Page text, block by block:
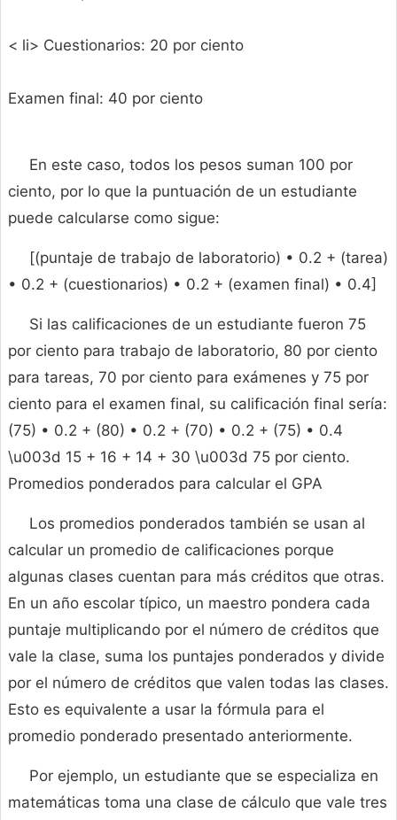
< li> Cuestionarios: 20 por ciento
Examen final: 40 por ciento
En este caso, todos los pesos suman 100 por
ciento, por lo que la puntuación de un estudiante
puede calcularse como sigue:
[(puntaje de trabajo de laboratorio) • 0.2 + (tarea)
• 0.2 + (cuestionarios) • 0.2 + (examen final) • 0.4]
Si las calificaciones de un estudiante fueron 75
por ciento para trabajo de laboratorio, 80 por ciento
para tareas, 70 por ciento para exámenes y 75 por
ciento para el examen final, su calificación final sería:
(75) • 0.2 + (80) • 0.2 + (70) • 0.2 + (75) • 0.4
\u003d 15 + 16 + 14 + 30 \u003d 75 por ciento.
Promedios ponderados para calcular el GPA
Los promedios ponderados también se usan al
calcular un promedio de calificaciones porque
algunas clases cuentan para más créditos que otras.
En un año escolar típico, un maestro pondera cada
puntaje multiplicando por el número de créditos que
vale la clase, suma los puntajes ponderados y divide
por el número de créditos que valen todas las clases.
Esto es equivalente a usar la fórmula para el
promedio ponderado presentado anteriormente.
Por ejemplo, un estudiante que se especializa en
matemáticas toma una clase de cálculo que vale tres